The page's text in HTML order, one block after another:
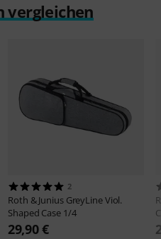
2
Roth & Junius GreyLine Viol.
Shaped Case 1/4
29,90 €